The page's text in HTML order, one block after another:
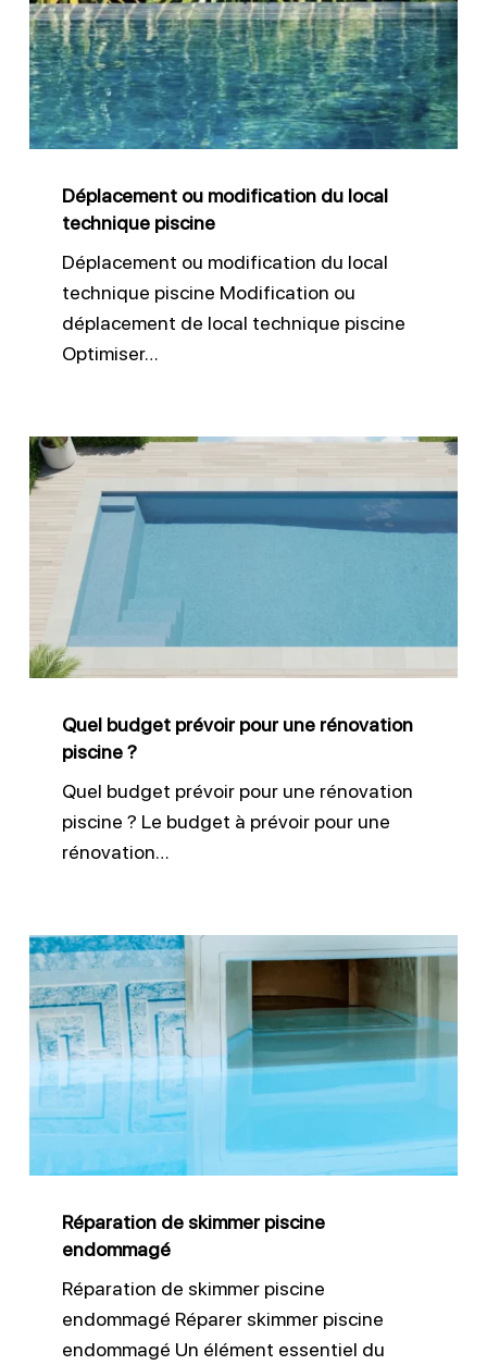
du
local
technique
piscine
Déplacement ou modification du local
technique piscine
Déplacement ou modification du local
technique piscine Modification ou
déplacement de local technique piscine
Optimiser…
Quel
budget
pour
rénovation
piscine
Quel budget prévoir pour une rénovation
piscine ?
Quel budget prévoir pour une rénovation
piscine ? Le budget à prévoir pour une
rénovation…
Réparation
de
skimmer
piscine
endommagé
Réparation de skimmer piscine
endommagé
Réparation de skimmer piscine
endommagé Réparer skimmer piscine
endommagé Un élément essentiel du